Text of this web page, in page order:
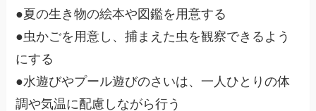
●夏の生き物の絵本や図鑑を用意する
●虫かごを用意し、捕まえた虫を観察できるよう
にする
●水遊びやプール遊びのさいは、一人ひとりの体
調や気温に配慮しながら行う